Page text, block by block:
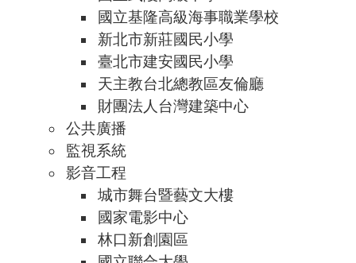
國立基隆高級海事職業學校
新北市新莊國民小學
臺北市建安國民小學
天主教台北總教區友倫廳
財團法人台灣建築中心
公共廣播
監視系統
影音工程
城市舞台暨藝文大樓
國家電影中心
林口新創園區